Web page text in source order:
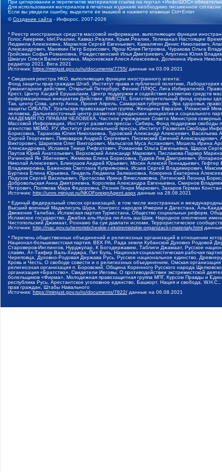
При цитировании и перепечатке материалов ссылка на портал «ИнфоШОС»
Для использования материалов в печатных изданиях необходимо письменное
Если вы увидели ошибку, выделите ее мышкой и нажмите клавиши Ctrl+Enter
©Создание сайта - Инфорос, 2007-2026
* Реестр иностранных средств массовой информации, выполняющих функции
Голос Америки, Idel.Реалии, Кавказ.Реалии, Крым.Реалии, Телеканал Настоящее
Людмила Алексеевна, Маркелов Сергей Евгеньевич, Камалягин Денис Николаевич,
Александрович, Маняхин Петр Борисович, Ярош Юлия Петровна, Чуракова Ольга
Гройсман Софья Романовна, Рождественский Илья Дмитриевич, Апухтина Юлия
Шмагун Олеся Валентиновна, Мароховская Алеся Алексеевна, Долинина Ирина
редактор 2021, Вега 2021
Источник: https://minjust.gov.ru/ru/documents/7755/ данные на 03.09.2021
* Сведения реестра НКО, выполняющих функции иностранного агента:
Фонд защиты прав граждан Штаб, Институт права и публичной политики,
Гуманитарное действие, Открытый Петербург, Феникс ПЛЮС, Лига Избирателей,
Крест, Центр Хасдей Ерушалаим, Центр поддержки и содействия развитию средств
информационных инициатив Действие, ВМЕСТЕ, Благотворительный фонд охраны
Так, центр Сова, центр Анна, Проект Апрель, Самарская губерния, Эра здоровья,
защиты СИБАЛЬТ, Уральская правозащитная группа, Женщины Евразии, Рязанский
человека, Дальневосточный центр развития гражданских инициатив и социального
АКАДЕМИЯ ПО ПРАВАМ ЧЕЛОВЕКА, Частное учреждение Совета Министров северных
Массовой Информации, Институт развития прессы - Сибирь, Фонд поддержки
агентство МЕМО. РУ, Институт региональной прессы, Институт Развития Свободы
Борисовна, Таранова Юлия Николаевна, Туровский Александр Алексеевич,
Сергей Георгиевич, Пивоваров Андрей Сергеевич, Писемский Евгений
Викторович, Шарипков Олег Викторович, Мальсагов Муса Асланович, Мошель Ирина
Александровна, Исламов Тимур Рифгатович, Романова Ольга Евгеньевна, Щаров
Паутов Юрий Анатольевич, Верховский Александр Маркович, Пислакова-Паркер
Рачинский Ян Збигневич, Жемкова Елена Борисовна, Гудков Лев Дмитриевич,
Николай Алексеевич, Блинушов Андрей Юрьевич, Мосин Алексей Геннадьевич,
Владимировна, Баженова Светлана Куприяновна, Исаев Сергей Владимирович,
Буртина Елена Юрьевна, Гендель Людмила Залмановна, Кокорина Екатерина
Подузов Сергей Васильевич, Протасова Ирина Вячеславовна, Литинский Леонид
Добровольская Анна Дмитриевна, Королева Александра Евгеньевна, Смирнов
Петрович, Полякова Мара Федоровна, Резник Генри Маркович, Захаров Герман
Источник: http://unro.minjust.ru/NKOForeignAgent.aspx данные на 28.08.2021
* Единый федеральный список организаций, в том числе иностранных и
Высший военный Маджлисуль Шура, Конгресс народов Ичкерии и Дагестана, Аль-
Движение Талибан, Исламская партия Туркестана, Общество социальных реформ,
Исламское государство, Джабха аль-Нусра ли-Ахль аш-Шам, Народное ополчение
Чистопольский Джамаат, Рохнамо ба суи давлати исломи, Террористическое
Источник: http://nac.gov.ru/terroristicheskie-i-ekstremistskie-organizacii-i-materialy.html
* Перечень общественных объединений и религиозных организаций в отношении
Национал-большевистская партия, ВЕК РА, Рада земли Кубанской Духовно Родовой
Староверов-Инглингов, Нурджулар, К Богодержавию, Таблиги Джамаат, Русское
славян, Ат-Такфир Валь-Хиджра, Пит Буль, Национал-социалистическая рабочая
Череповца, Духовно-Родовая Держава Русь, Русское национальное единство,
Кровь и Честь, О свободе совести и о религиозных объединениях, Омская
религиозная организация п. Боровский, Община Коренного Русского народа
организация «Братство», Свидетели Иеговы, О противодействии экстремистской
болельщиков «Фирма», Молодежная правозащитная группа МПГ, Курсом Правды и
республика Русь, Арестантское уголовное единство, Башкорт, Нация и свобода,
прав граждан, Штабы Навального
Источник: https://minjust.gov.ru/ru/documents/7822/ данные на 06.08.2021